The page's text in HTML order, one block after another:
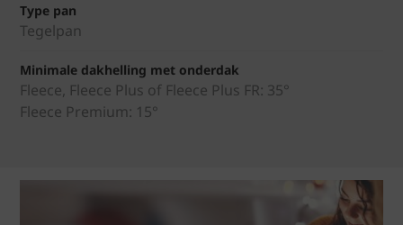
Type pan
Tegelpan
Minimale dakhelling met onderdak
Fleece, Fleece Plus of Fleece Plus FR: 35°
Fleece Premium: 15°